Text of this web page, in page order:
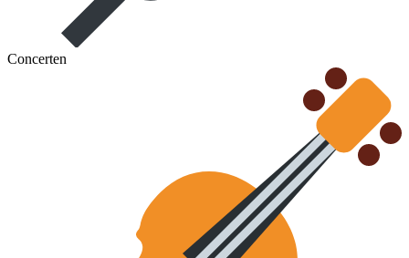
Concerten